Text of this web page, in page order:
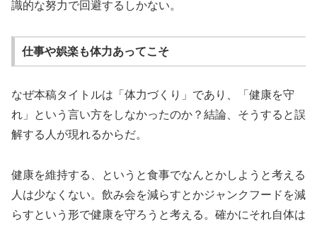
識的な努力で回避するしかない。
仕事や娯楽も体力あってこそ
なぜ本稿タイトルは「体力づくり」であり、「健康を守
れ」という言い方をしなかったのか？結論、そうすると誤
解する人が現れるからだ。
健康を維持する、というと食事でなんとかしようと考える
人は少なくない。飲み会を減らすとかジャンクフードを減
らすという形で健康を守ろうと考える。確かにそれ自体は